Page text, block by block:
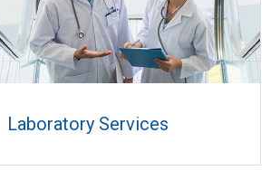
Laboratory Services